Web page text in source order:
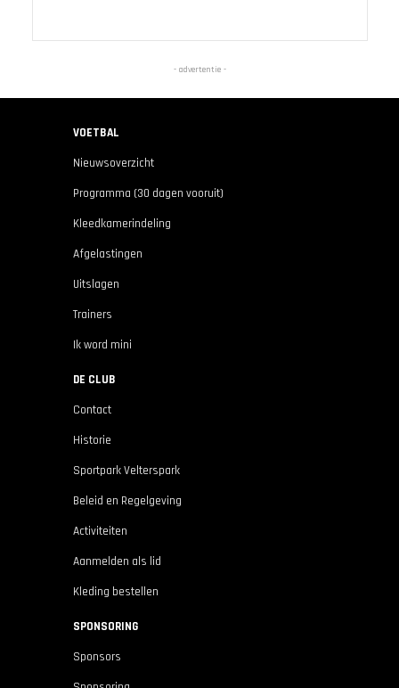
- advertentie -
VOETBAL
Nieuwsoverzicht
Programma (30 dagen vooruit)
Kleedkamerindeling
Afgelastingen
Uitslagen
Trainers
Ik word mini
DE CLUB
Contact
Historie
Sportpark Velterspark
Beleid en Regelgeving
Activiteiten
Aanmelden als lid
Kleding bestellen
SPONSORING
Sponsors